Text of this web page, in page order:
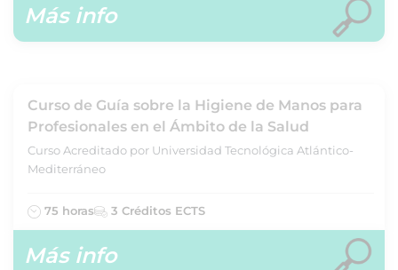
Más info
Curso de Guía sobre la Higiene de Manos para
Profesionales en el Ámbito de la Salud
Curso Acreditado por Universidad Tecnológica Atlántico-
Mediterráneo
75 horas 3 Créditos ECTS
Más info